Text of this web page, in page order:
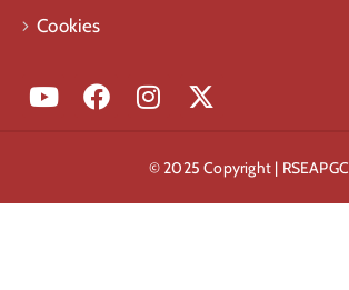
Cookies
© 2025 Copyright | RSEAPGC